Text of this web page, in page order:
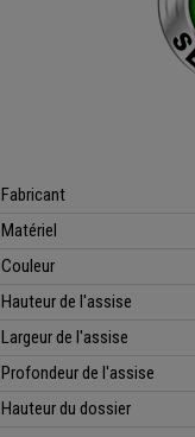
Fabricant
Matériel
Couleur
Hauteur de l'assise
Largeur de l'assise
Profondeur de l'assise
Hauteur du dossier